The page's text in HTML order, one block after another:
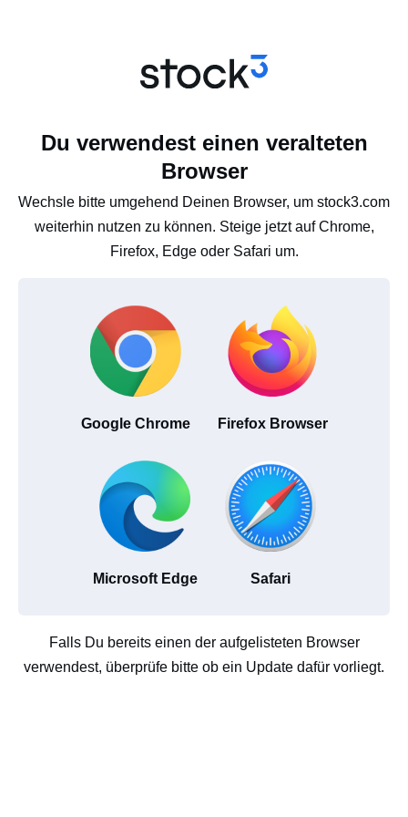
Du verwendest einen veralteten
Browser
Wechsle bitte umgehend Deinen Browser, um stock3.com
weiterhin nutzen zu können. Steige jetzt auf Chrome,
Firefox, Edge oder Safari um.
Google Chrome Firefox Browser
Microsoft Edge Safari
Falls Du bereits einen der aufgelisteten Browser
verwendest, überprüfe bitte ob ein Update dafür vorliegt.